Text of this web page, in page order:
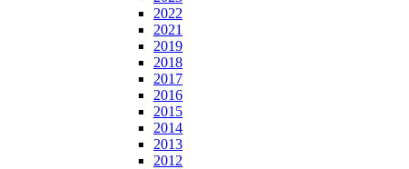
2022
2021
2019
2018
2017
2016
2015
2014
2013
2012